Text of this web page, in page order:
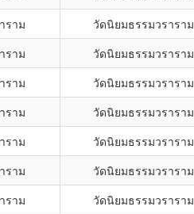
ราม วัดนิยมธรรมวราราม
ราม วัดนิยมธรรมวราราม
ราม วัดนิยมธรรมวราราม
ราม วัดนิยมธรรมวราราม
ราม วัดนิยมธรรมวราราม
ราม วัดนิยมธรรมวราราม
ราม วัดนิยมธรรมวราราม